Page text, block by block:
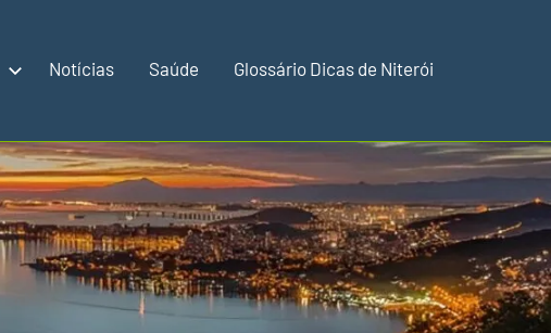
Notícias Saúde Glossário Dicas de Niterói